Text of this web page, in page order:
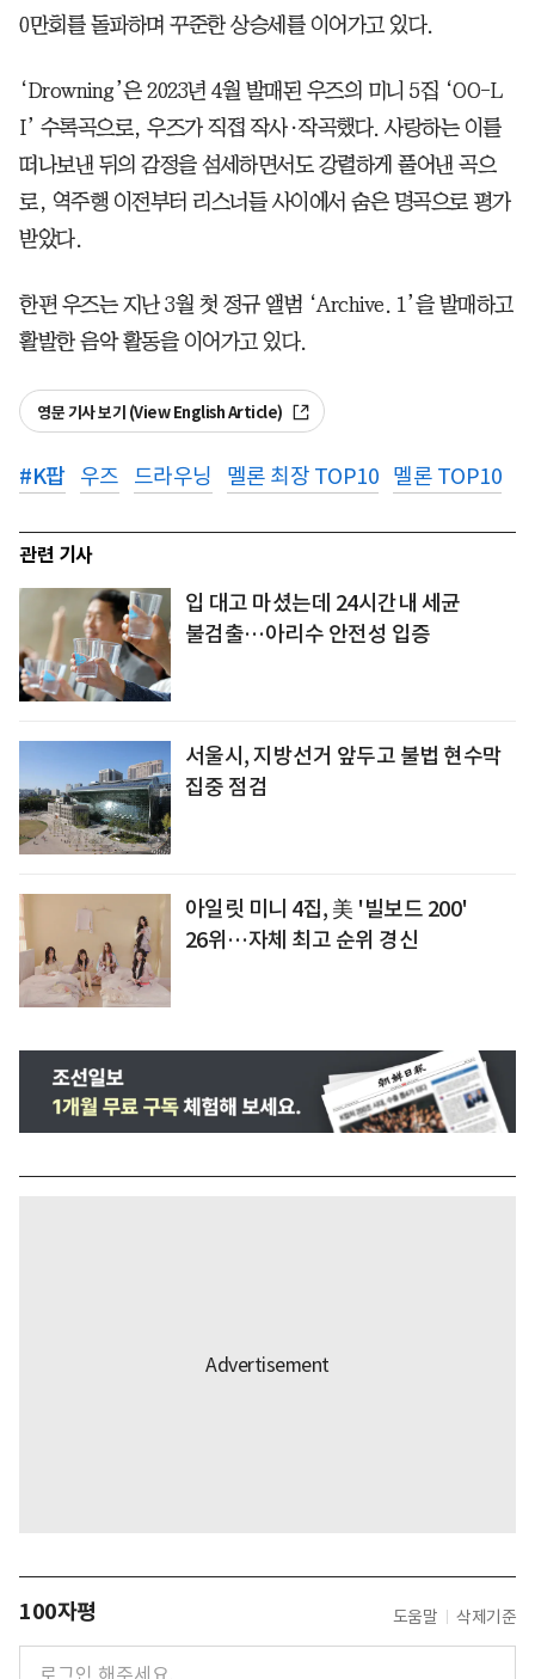
0만회를 돌파하며 꾸준한 상승세를 이어가고 있다.
‘Drowning’은 2023년 4월 발매된 우즈의 미니 5집 ‘OO-L
I’ 수록곡으로, 우즈가 직접 작사·작곡했다. 사랑하는 이를
떠나보낸 뒤의 감정을 섬세하면서도 강렬하게 풀어낸 곡으
로, 역주행 이전부터 리스너들 사이에서 숨은 명곡으로 평가
받았다.
한편 우즈는 지난 3월 첫 정규 앨범 ‘Archive. 1’을 발매하고
활발한 음악 활동을 이어가고 있다.
영문 기사 보기 (View English Article)
#K팝 우즈 드라우닝 멜론 최장 TOP10 멜론 TOP10
관련 기사
입 대고 마셨는데 24시간내 세균
불검출…아리수 안전성 입증
서울시, 지방선거 앞두고 불법 현수막
집중 점검
아일릿 미니 4집, 美 '빌보드 200'
26위…자체 최고 순위 경신
100자평 도움말 삭제기준